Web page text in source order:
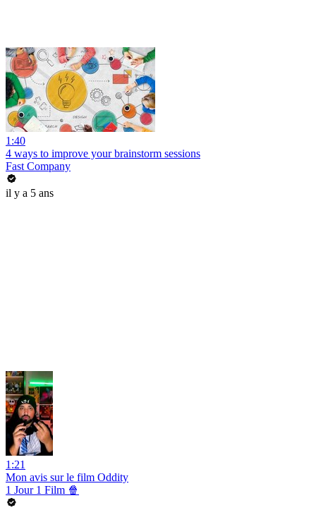
1:40
4 ways to improve your brainstorm sessions
Fast Company
il y a 5 ans
1:21
Mon avis sur le film Oddity
1 Jour 1 Film 🍿